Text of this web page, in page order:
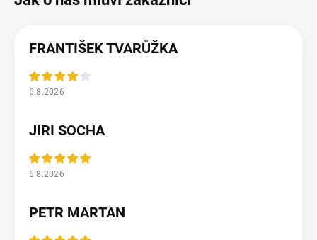
FRANTIŠEK TVARŮŽKA
6.8.2026
JIRI SOCHA
6.8.2026
PETR MARTAN